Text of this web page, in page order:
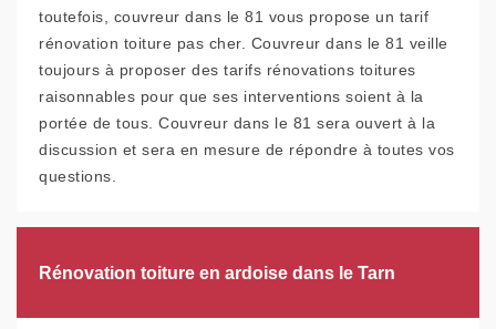
toutefois, couvreur dans le 81 vous propose un tarif
rénovation toiture pas cher. Couvreur dans le 81 veille
toujours à proposer des tarifs rénovations toitures
raisonnables pour que ses interventions soient à la
portée de tous. Couvreur dans le 81 sera ouvert à la
discussion et sera en mesure de répondre à toutes vos
questions.
Rénovation toiture en ardoise dans le Tarn